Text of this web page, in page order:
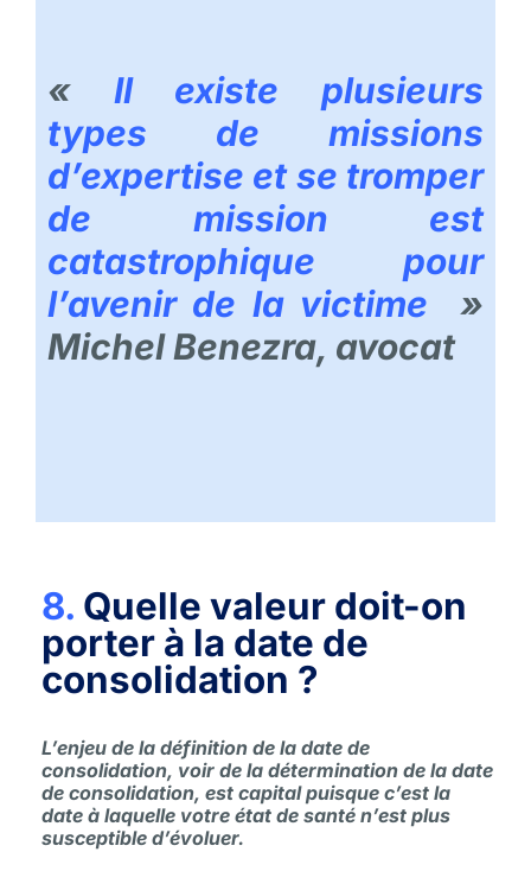
« Il existe plusieurs
types de missions
d’expertise et se tromper
de mission est
catastrophique pour
l’avenir de la victime
»
Michel Benezra, avocat
8. Quelle valeur doit-on
porter à la date de
consolidation ?
L’enjeu de la définition de la date de
consolidation, voir de la détermination de la date
de consolidation, est capital puisque c’est la
date à laquelle votre état de santé n’est plus
susceptible d’évoluer.